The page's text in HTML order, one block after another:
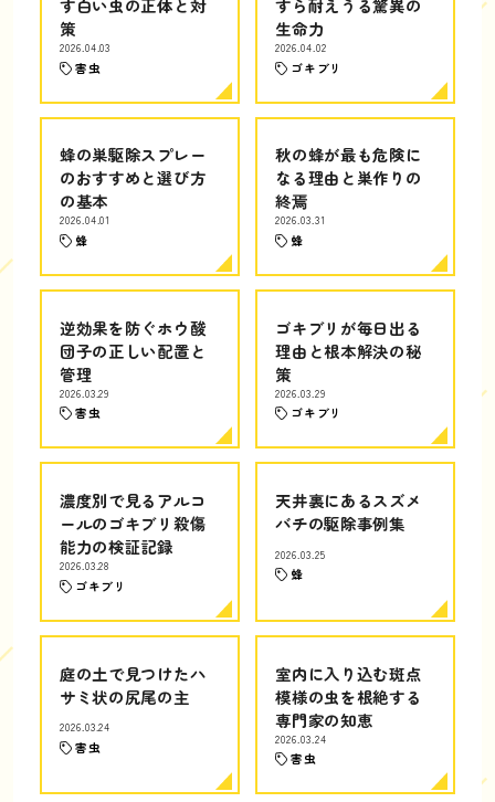
す白い虫の正体と対
策
2026.04.03
害虫
すら耐えうる驚異の
生命力
2026.04.02
ゴキブリ
蜂の巣駆除スプレー
のおすすめと選び方
の基本
2026.04.01
蜂
秋の蜂が最も危険に
なる理由と巣作りの
終焉
2026.03.31
蜂
逆効果を防ぐホウ酸
団子の正しい配置と
管理
2026.03.29
害虫
ゴキブリが毎日出る
理由と根本解決の秘
策
2026.03.29
ゴキブリ
濃度別で見るアルコ
ールのゴキブリ殺傷
能力の検証記録
2026.03.28
ゴキブリ
天井裏にあるスズメ
バチの駆除事例集
2026.03.25
蜂
庭の土で見つけたハ
サミ状の尻尾の主
2026.03.24
害虫
室内に入り込む斑点
模様の虫を根絶する
専門家の知恵
2026.03.24
害虫